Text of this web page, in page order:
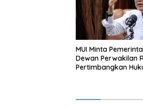
MUI Minta
Dewan Perwakilan
Pertimbangkan